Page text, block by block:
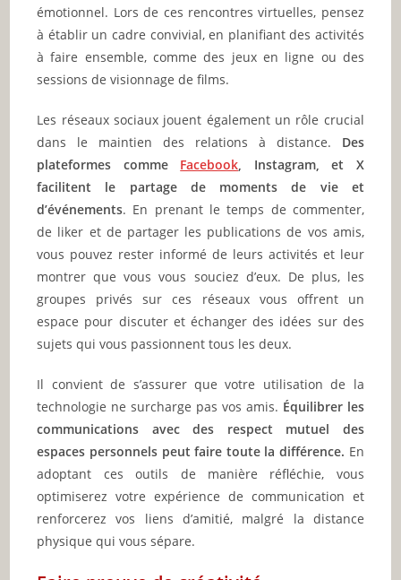
émotionnel. Lors de ces rencontres virtuelles, pensez
à établir un cadre convivial, en planifiant des activités
à faire ensemble, comme des jeux en ligne ou des
sessions de visionnage de films.
Les réseaux sociaux jouent également un rôle crucial
dans le maintien des relations à distance. Des
plateformes comme Facebook, Instagram, et X
facilitent le partage de moments de vie et
d’événements. En prenant le temps de commenter,
de liker et de partager les publications de vos amis,
vous pouvez rester informé de leurs activités et leur
montrer que vous vous souciez d’eux. De plus, les
groupes privés sur ces réseaux vous offrent un
espace pour discuter et échanger des idées sur des
sujets qui vous passionnent tous les deux.
Il convient de s’assurer que votre utilisation de la
technologie ne surcharge pas vos amis. Équilibrer les
communications avec des respect mutuel des
espaces personnels peut faire toute la différence. En
adoptant ces outils de manière réfléchie, vous
optimiserez votre expérience de communication et
renforcerez vos liens d’amitié, malgré la distance
physique qui vous sépare.